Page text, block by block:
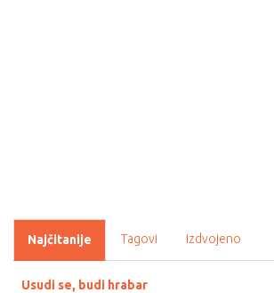
Najčitanije Tagovi Izdvojeno
Usudi se, budi hrabar